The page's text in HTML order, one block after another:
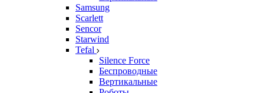
Samsung
Scarlett
Sencor
Starwind
Tefal
Silence Force
Беспроводные
Вертикальные